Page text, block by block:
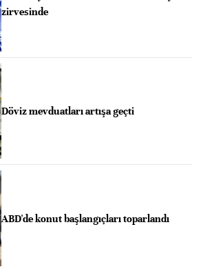
zirvesinde
Döviz mevduatları artışa geçti
ABD'de konut başlangıçları toparlandı